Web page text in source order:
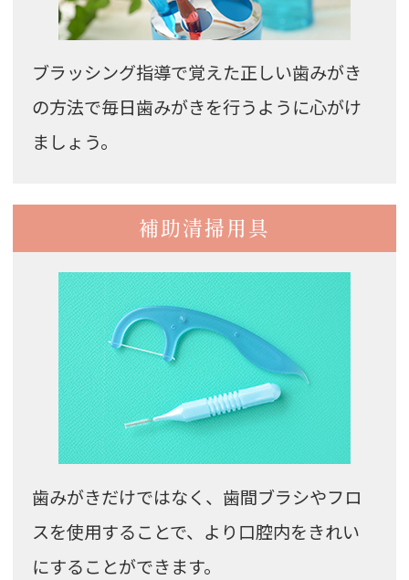
ブラッシング指導で覚えた正しい歯みがき
の方法で毎日歯みがきを行うように心がけ
ましょう。
補助清掃用具
歯みがきだけではなく、歯間ブラシやフロ
スを使用することで、より口腔内をきれい
にすることができます。